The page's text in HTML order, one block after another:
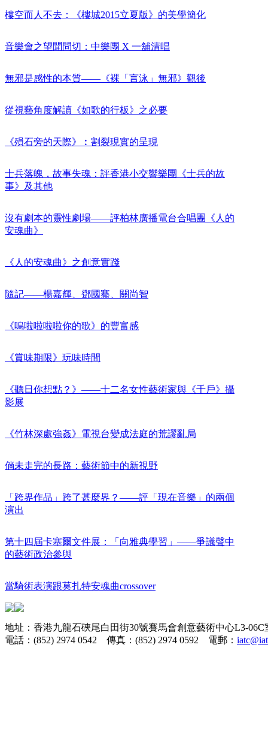
樓空而人不去：《樓城2015立夏版》的美學簡化
音樂會之望聞問切：中樂團 X 一舖清唱
無邪是感性的本質——《裸「言泳」無邪》觀後
從視藝角度解讀《如歌的行板》之必要
《殞石旁的天際》︰割裂現實的呈現
士兵落魄，故事失魂：評香港小交響樂團《士兵的故
事》及其他
沒有劇本的靈性劇場——評柏林廣播電台合唱團《人的
安魂曲》
《人的安魂曲》之創意實踐
隨記——楊嘉輝、鄧國騫、關尚智
《嗚啦啦啦啦你的歌》的豐富感
《賞味期限》玩味時間
《聽日你想點？》——十二名女性藝術家與《千戶》攝
影展
《竹林深處強姦》電視台變成法庭的荒謬亂局
倘未走完的長路：藝術節中的新視野
「跨界作品」跨了甚麼界？——評「現在音樂」的兩個
演出
第十四屆卡塞爾文件展：「向雅典學習」——爭議聲中
的藝術政治參與
當騎術表演跟莫扎特安魂曲crossover
地址：香港九龍石硤尾白田街30號賽馬會創意藝術中心L3-06C
電話：(852) 2974 0542 傳真：(852) 2974 0592 電郵：